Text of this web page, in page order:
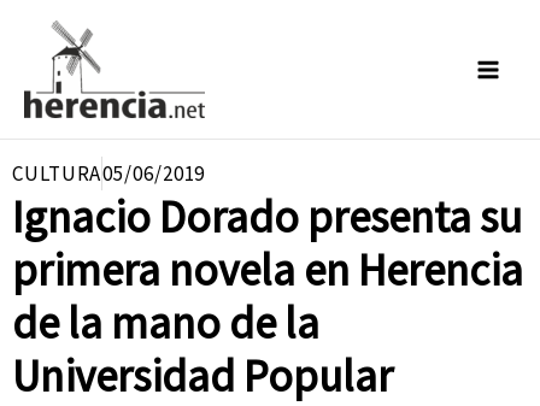
contenido
CULTURA05/06/2019
Ignacio Dorado presenta su
primera novela en Herencia
de la mano de la
Universidad Popular